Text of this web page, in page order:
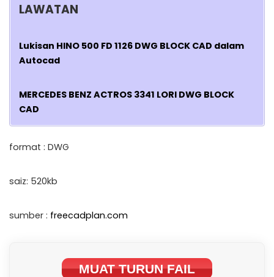
LAWATAN
Lukisan HINO 500 FD 1126 DWG BLOCK CAD dalam
Autocad
MERCEDES BENZ ACTROS 3341 LORI DWG BLOCK
CAD
format : DWG
saiz: 520kb
sumber : freecadplan.com
MUAT TURUN FAIL